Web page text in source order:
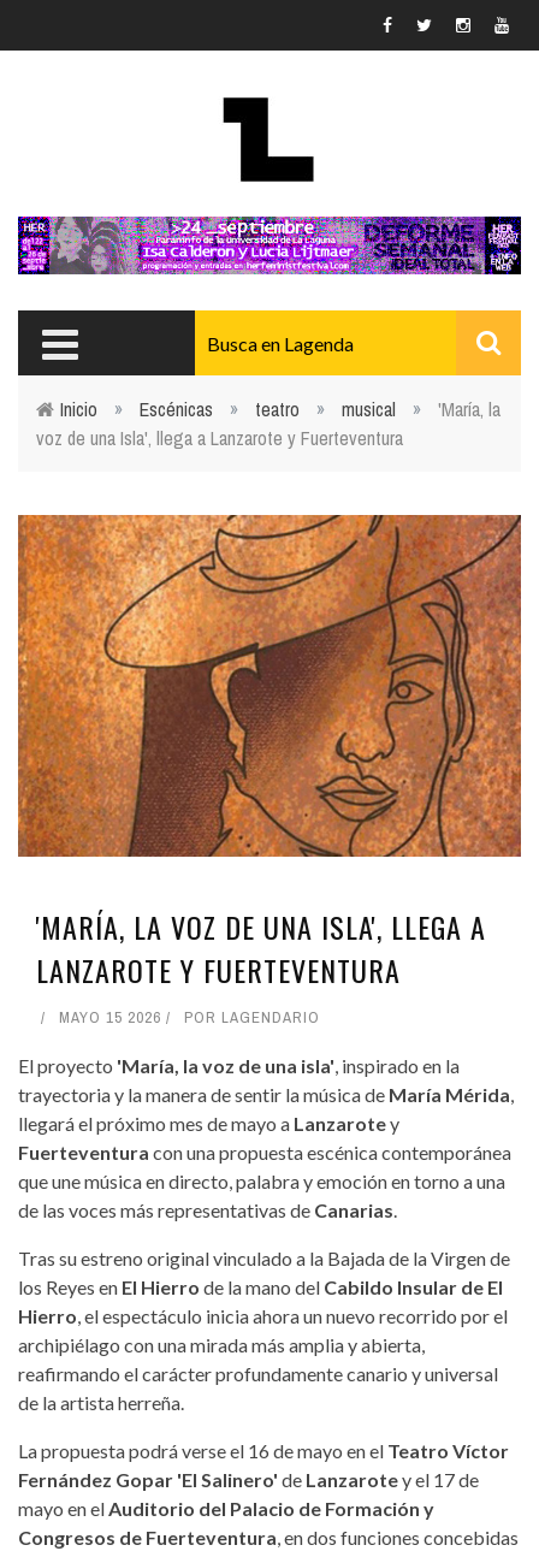
Usted está aquí
Inicio » Escénicas » teatro » musical »
'María, la
voz de una Isla', llega a Lanzarote y Fuerteventura
'MARÍA, LA VOZ DE UNA ISLA', LLEGA A
LANZAROTE Y FUERTEVENTURA
MAYO 15 2026 POR LAGENDARIO
El proyecto 'María, la voz de una isla' , inspirado en la
trayectoria y la manera de sentir la música de María Mérida
llegará el próximo mes de mayo a Lanzarotey
Fuerteventura con una propuesta escénica contemporánea
que une música en directo, palabra y emoción en torno a una
de las voces más representativas de Canarias
Tras su estreno original vinculado a la Bajada de la Virgen de
los Reyes en El Hierro de la mano del Cabildo Insular de El
Hierro , el espectáculo inicia ahora un nuevo recorrido por el
archipiélago con una mirada más amplia y abierta,
reafirmando el carácter profundamente canario y universal
de la artista herreña.
La propuesta podrá verse el 16 de mayo en el Teatro Víctor
Fernández Gopar 'El Salinero' de Lanzarotey el 17 de
mayo en el Auditorio del Palacio de Formación y
Congresos de Fuerteventura , en dos funciones concebidas